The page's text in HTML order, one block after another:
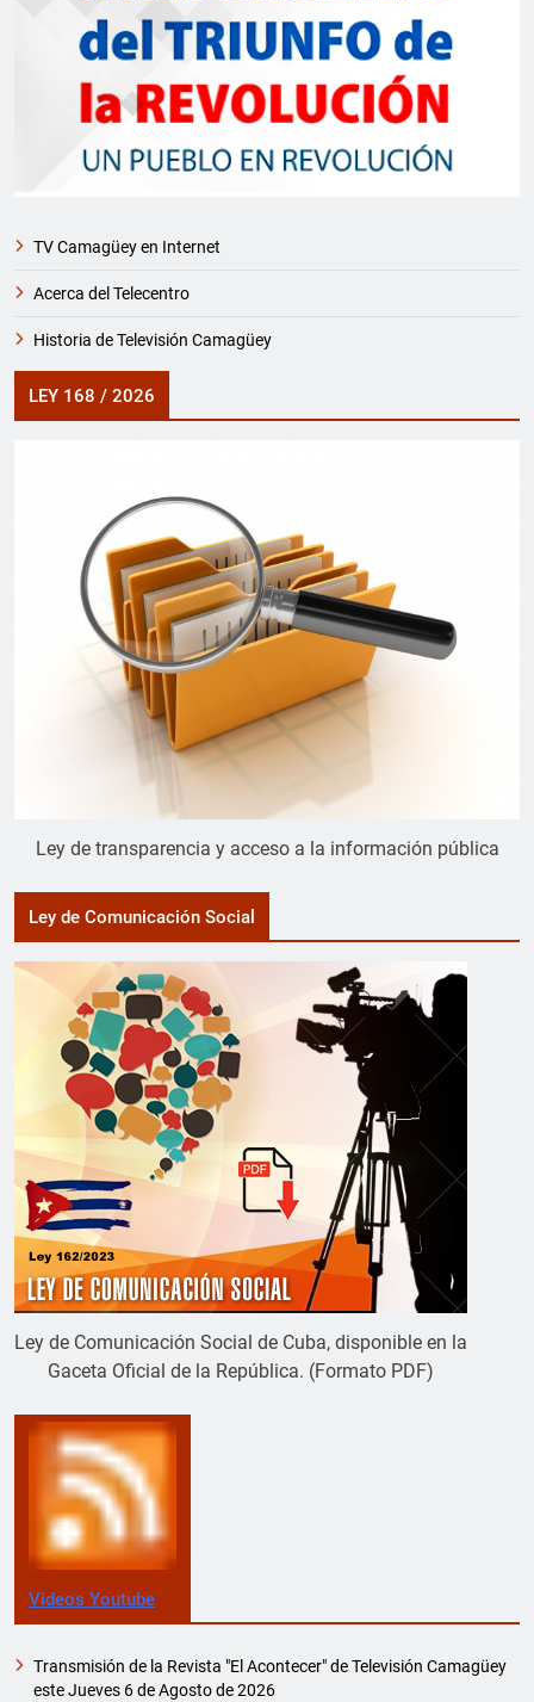
TV Camagüey en Internet
Acerca del Telecentro
Historia de Televisión Camagüey
LEY 168 / 2026
Ley de transparencia y acceso a la información pública
Ley de Comunicación Social
Ley de Comunicación Social de Cuba, disponible en la
Gaceta Oficial de la República. (Formato PDF)
Videos Youtube
Transmisión de la Revista "El Acontecer" de Televisión Camagüey
este Jueves 6 de Agosto de 2026